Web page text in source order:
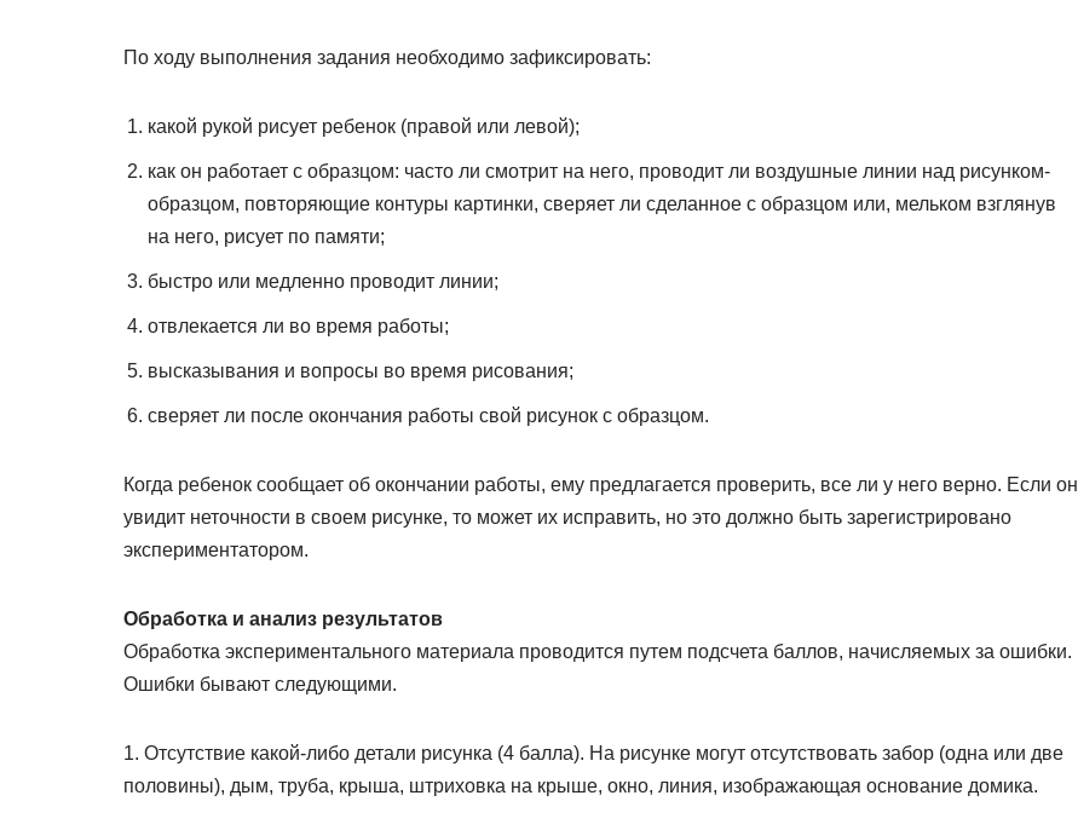
По ходу выполнения задания необходимо зафиксировать:
какой рукой рисует ребенок (правой или левой);
как он работает с образцом: часто ли смотрит на него, проводит ли воздушные линии над рисунком-
образцом, повторяющие контуры картинки, сверяет ли сделанное с образцом или, мельком взглянув
на него, рисует по памяти;
быстро или медленно проводит линии;
отвлекается ли во время работы;
высказывания и вопросы во время рисования;
сверяет ли после окончания работы свой рисунок с образцом.
Когда ребенок сообщает об окончании работы, ему предлагается проверить, все ли у него верно. Если он
увидит неточности в своем рисунке, то может их исправить, но это должно быть зарегистрировано
экспериментатором.
Обработка и анализ результатов
Обработка экспериментального материала проводится путем подсчета баллов, начисляемых за ошибки.
Ошибки бывают следующими.
1. Отсутствие какой-либо детали рисунка (4 балла). На рисунке могут отсутствовать забор (одна или две
половины), дым, труба, крыша, штриховка на крыше, окно, линия, изображающая основание домика.